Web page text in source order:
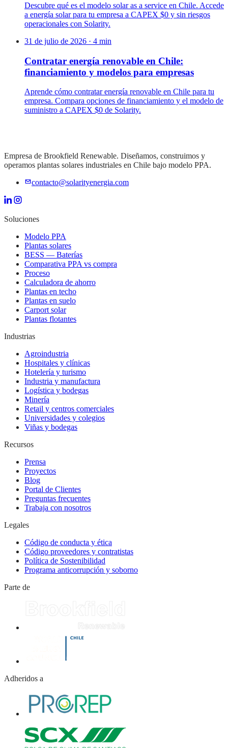
Descubre qué es el modelo solar as a service en Chile. Accede
a energía solar para tu empresa a CAPEX $0 y sin riesgos
operacionales con Solarity.
31 de julio de 2026 · 4 min
Contratar energía renovable en Chile:
financiamiento y modelos para empresas
Aprende cómo contratar energía renovable en Chile para tu
empresa. Compara opciones de financiamiento y el modelo de
suministro a CAPEX $0 de Solarity.
Empresa de Brookfield Renewable. Diseñamos, construimos y
operamos plantas solares industriales en Chile bajo modelo PPA.
contacto@solarityenergia.com
Soluciones
Modelo PPA
Plantas solares
BESS — Baterías
Comparativa PPA vs compra
Proceso
Calculadora de ahorro
Plantas en techo
Plantas en suelo
Carport solar
Plantas flotantes
Industrias
Agroindustria
Hospitales y clínicas
Hotelería y turismo
Industria y manufactura
Logística y bodegas
Minería
Retail y centros comerciales
Universidades y colegios
Viñas y bodegas
Recursos
Prensa
Proyectos
Blog
Portal de Clientes
Preguntas frecuentes
Trabaja con nosotros
Legales
Código de conducta y ética
Código proveedores y contratistas
Política de Sostenibilidad
Programa anticorrupción y soborno
Parte de
Adheridos a